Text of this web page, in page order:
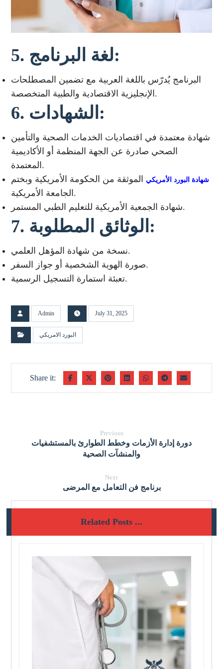
5. لغة البرنامج:
البرنامج يُدرّس باللغة العربية مع تضمين المصطلحات
الإنجليزية الاقتصادية والطبية المتخصصة.
6. الشهادات:
شهادة معتمدة في اقتصاديات الخدمات الصحية والتأمين
الصحي صادرة عن الجهة المنظمة أو الأكاديمية
المعتمدة.
شهادة البورد الأمريكي
الموثقة من الحكومة الأمريكية وبختم
الجامعة الأمريكية.
شهادة الجمعية الأمريكية للتعليم الطبي المستمر.
7. الوثائق المطلوبة:
نسخة من شهادة المؤهل العلمي.
صورة الهوية الشخصية أو جواز السفر.
تعبئة استمارة التسجيل الرسمية.
Admin July 31, 2025
البورد الامريكي
Previous
دورة إدارة الأزمات وخطط الطوارئ بالمستشفيات
والمنشآت الصحية
Next
برنامج فن التعامل مع المرضى
Related Posts ...